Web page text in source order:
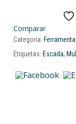
Comparar
Categoria:
Etiquetas: Escada,